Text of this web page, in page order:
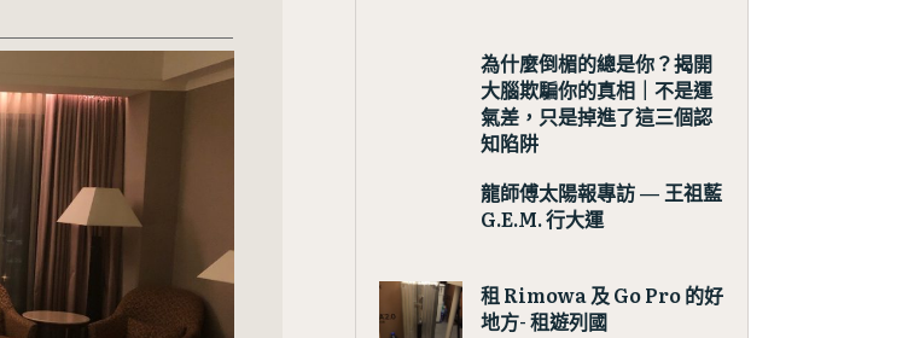
為什麼倒楣的總是你？揭開
大腦欺騙你的真相｜不是運
氣差，只是掉進了這三個認
知陷阱
龍師傅太陽報專訪 — 王祖藍
G.E.M. 行大運
租 Rimowa 及 Go Pro 的好
地方- 租遊列國